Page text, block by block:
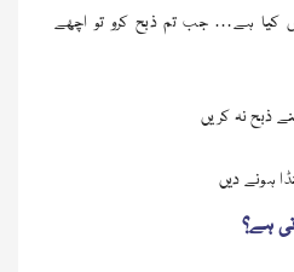
کیا ہے… جب تم ذبح کرو تو اچھے
ذبح نہ کریں
ہونے دیں
ہے؟